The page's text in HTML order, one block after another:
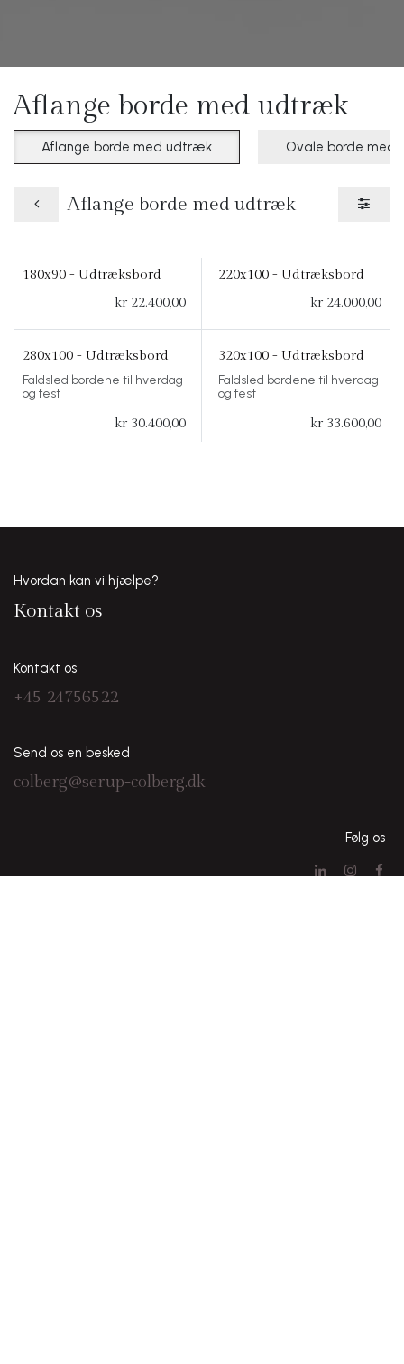
Aflange borde med udtræk
Aflange borde med udtræk Ovale borde med
Aflange borde med udtræk
180x90 - Udtræksbord
kr 22.400,00
220x100 - Udtræksbord
kr 24.000,00
280x100 - Udtræksbord
Faldsled bordene til hverdag
og fest
kr 30.400,00
320x100 - Udtræksbord
Faldsled bordene til hverdag
og fest
kr 33.600,00
Hvordan kan vi hjælpe?
Kontakt os
Kontakt os
+45 24756522
Send os en besked
colberg@serup-colberg.dk
Følg os